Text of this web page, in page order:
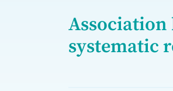
Association
systematic